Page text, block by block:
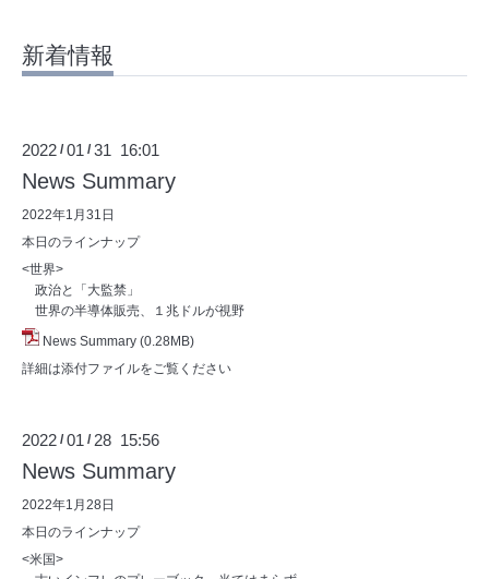
新着情報
2022 /01 /31 16:01
News Summary
2022年1月31日
本日のラインナップ
<世界>
政治と「大監禁」
世界の半導体販売、１兆ドルが視野
News Summary (0.28MB)
詳細は添付ファイルをご覧ください
2022 /01 / 28 15:56
News Summary
2022年1月28日
本日のラインナップ
<米国>